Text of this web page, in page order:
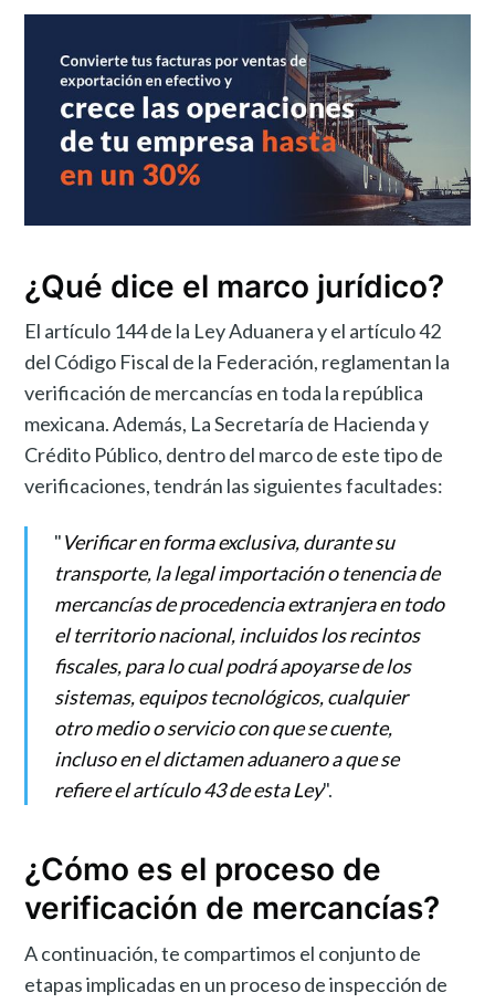
¿Qué dice el marco jurídico?
El artículo 144 de la Ley Aduanera y el artículo 42
del Código Fiscal de la Federación, reglamentan la
verificación de mercancías en toda la república
mexicana. Además, La Secretaría de Hacienda y
Crédito Público, dentro del marco de este tipo de
verificaciones, tendrán las siguientes facultades:
"Verificar en forma exclusiva, durante su
transporte, la legal importación o tenencia de
mercancías de procedencia extranjera en todo
el territorio nacional, incluidos los recintos
fiscales, para lo cual podrá apoyarse de los
sistemas, equipos tecnológicos, cualquier
otro medio o servicio con que se cuente,
incluso en el dictamen aduanero a que se
refiere el artículo 43 de esta Ley".
¿Cómo es el proceso de
verificación de mercancías?
A continuación, te compartimos el conjunto de
etapas implicadas en un proceso de inspección de